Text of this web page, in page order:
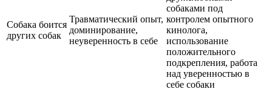
Собака боится
других собак
Травматический опыт,
доминирование,
неуверенность в себе
собаками под
контролем опытного
кинолога,
использование
положительного
подкрепления, работа
над уверенностью в
себе собаки